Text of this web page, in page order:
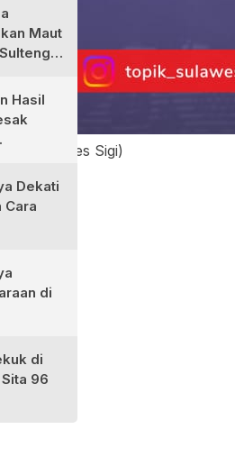
Polres Sigi)
Maut
Hasil
Dekati
Cara
di
di
96